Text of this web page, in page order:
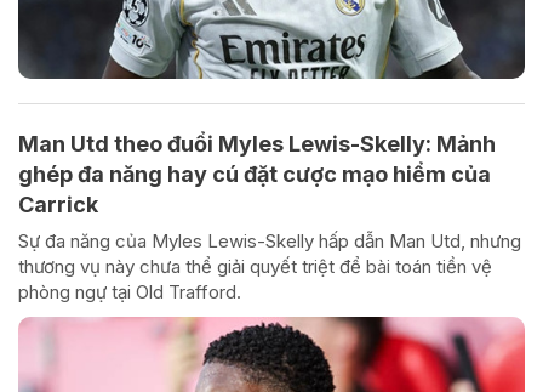
Man Utd theo đuổi Myles Lewis-Skelly: Mảnh
ghép đa năng hay cú đặt cược mạo hiểm của
Carrick
Sự đa năng của Myles Lewis-Skelly hấp dẫn Man Utd, nhưng
thương vụ này chưa thể giải quyết triệt để bài toán tiền vệ
phòng ngự tại Old Trafford.